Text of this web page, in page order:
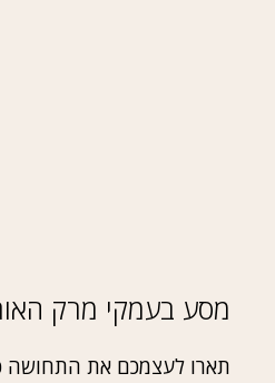
מסע בעמקי מרק
תארו לעצמכם את התחושה